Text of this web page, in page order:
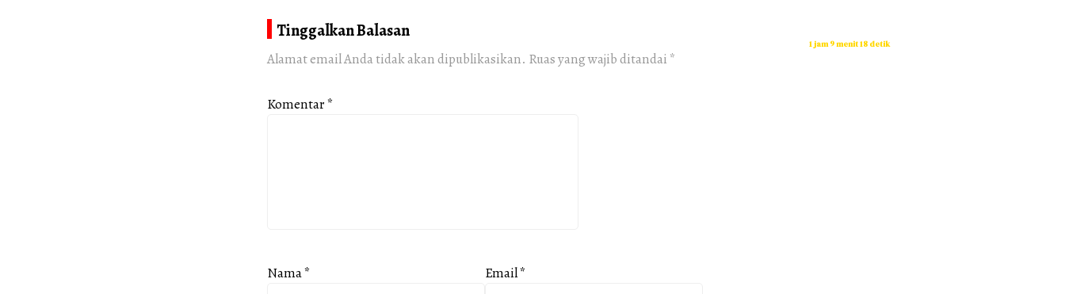
Tinggalkan Balasan
Alamat email Anda tidak akan dipublikasikan. Ruas yang wajib ditandai *
Komentar*
Nama* Email*
1 jam 9 menit 17 detik